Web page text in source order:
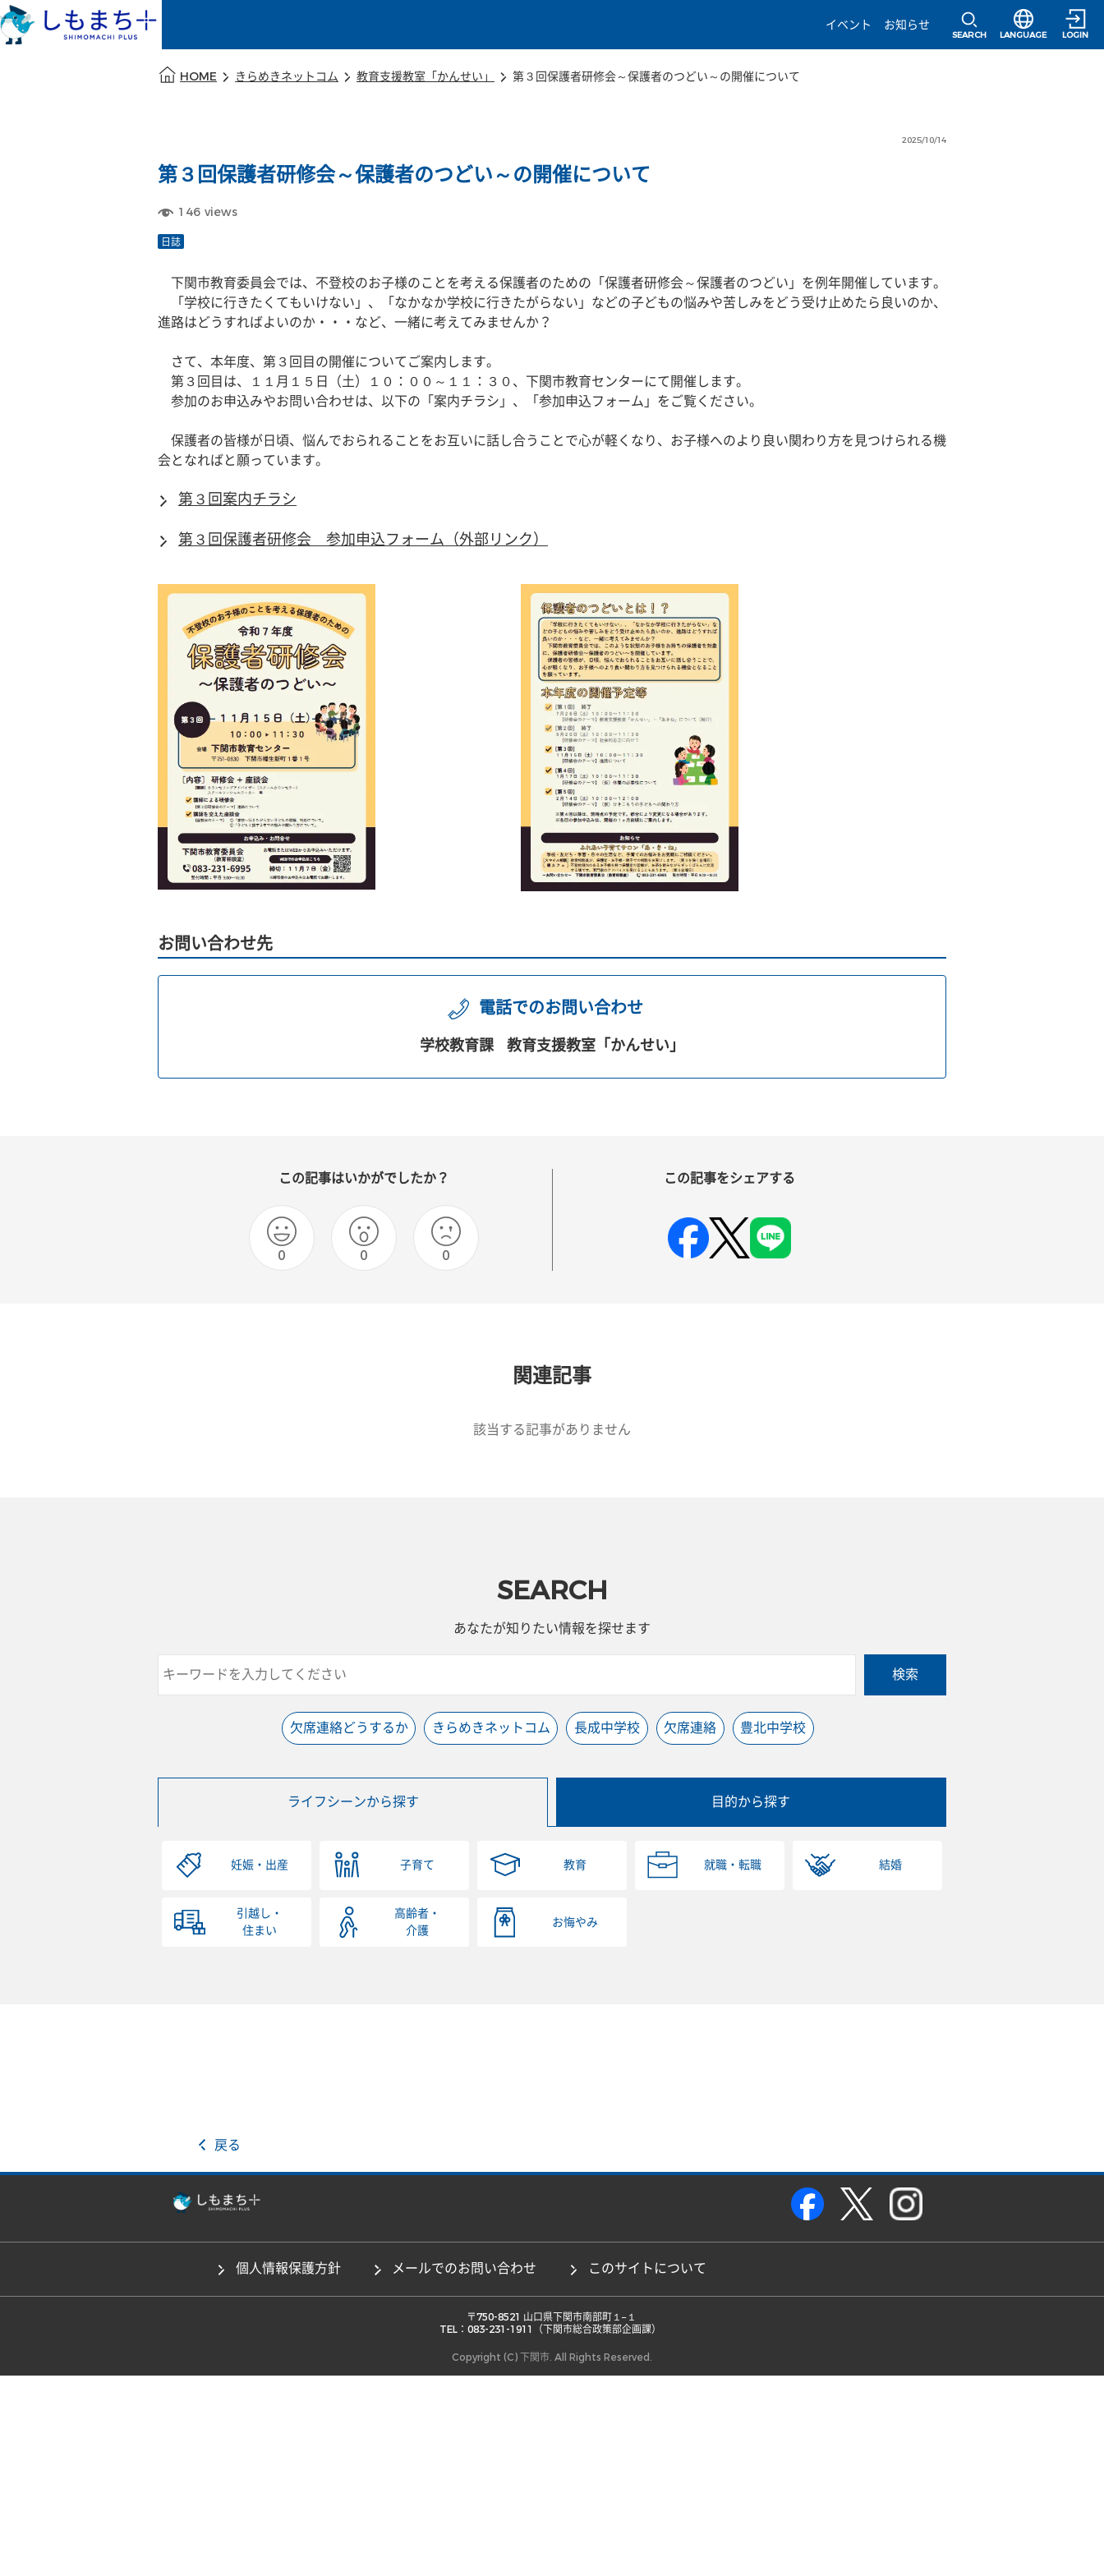
イベント
お知らせ
SEARCH
選択すると言語
LANGUAGE LOGIN
HOME きらめきネットコム 教育支援教室「かんせい」 第３回保護者研修会～保護者のつどい～の開催について
2025/10/14
第３回保護者研修会～保護者のつどい～の開催について
146 views
日誌
下関市教育委員会では、不登校のお子様のことを考える保護者のための「保護者研修会～保護者のつどい」を例年開催しています。
「学校に行きたくてもいけない」、「なかなか学校に行きたがらない」などの子どもの悩みや苦しみをどう受け止めたら良いのか、
進路はどうすればよいのか・・・など、一緒に考えてみませんか？
さて、本年度、第３回目の開催についてご案内します。
第３回目は、１１月１５日（土）１０：００～１１：３０、下関市教育センターにて開催します。
参加のお申込みやお問い合わせは、以下の「案内チラシ」、「参加申込フォーム」をご覧ください。
保護者の皆様が日頃、悩んでおられることをお互いに話し合うことで心が軽くなり、お子様へのより良い関わり方を見つけられる機
会となればと願っています。
第３回案内チラシ
第３回保護者研修会 参加申込フォーム（外部リンク）
お問い合わせ先
電話でのお問い合わせ
学校教育課 教育支援教室「かんせい」
この記事はいかがでしたか？
0 0 0
この記事をシェアする
関連記事
該当する記事がありません
SEARCH
あなたが知りたい情報を探せます
検索
欠席連絡どうするか きらめきネットコム 長成中学校 欠席連絡 豊北中学校
ライフシーンから探す 目的から探す
妊娠・出産 子育て 教育 就職・転職 結婚
引越し・
住まい
高齢者・
介護
お悔やみ
戻る
個人情報保護方針 メールでのお問い合わせ このサイトについて
TEL：083-231-1911（下関市総合政策部企画課）
Copyright (C) 下関市. All Rights Reserved.